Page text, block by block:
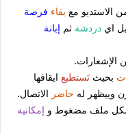
الاستديو مع بقاء فرصة
اي دردشة ثم إبانة
الإشعارات.
بحيثتَستطيع ايقافها
وييظهر له حاضر الاتصال.
شكل ملف مضغوط و إمكانية